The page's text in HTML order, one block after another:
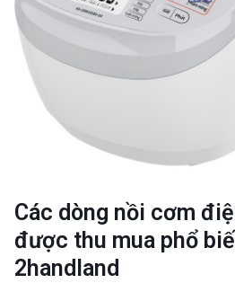
Các dòng nồi cơm
được thu mua phổ
2handland